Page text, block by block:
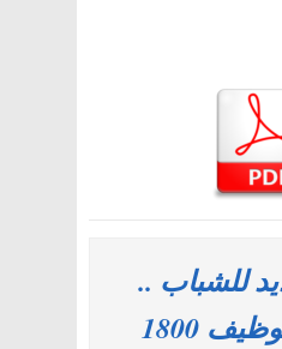
للشباب ..
مباريات لتوظيف 1800